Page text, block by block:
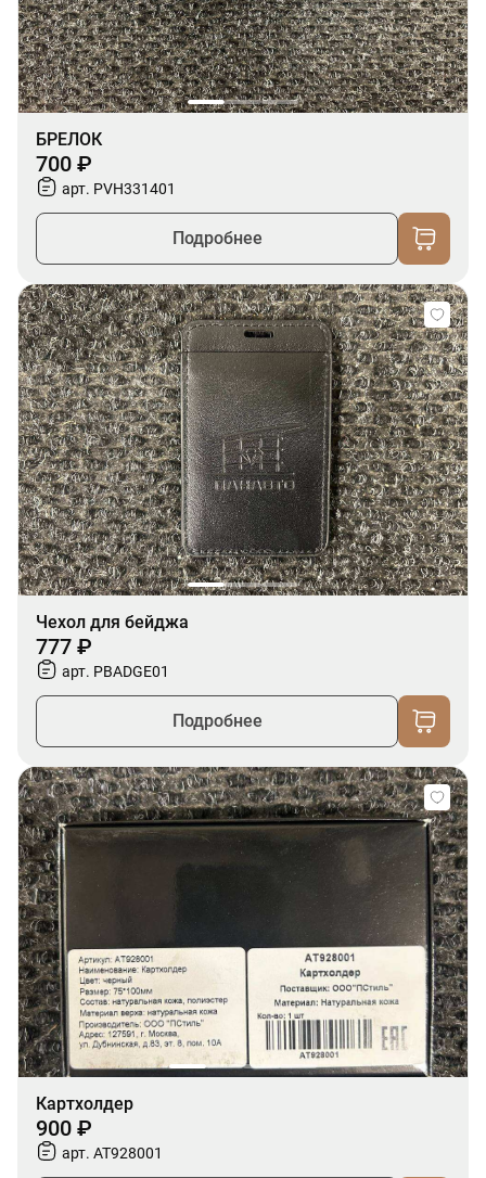
БРЕЛОК
700 ₽
арт. PVH331401
Подробнее
Чехол для бейджа
777 ₽
арт. PBADGE01
Подробнее
Картхолдер
900 ₽
арт. AT928001